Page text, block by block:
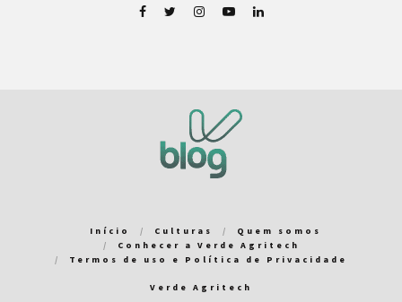
Início Culturas
Quem somos
Conhecer a Verde Agritech
Termos de uso e Política de Privacidade
Verde Agritech